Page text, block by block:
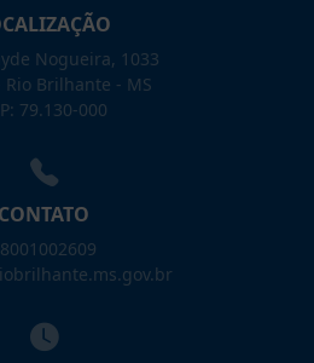
Nogueira, 1033
Rio Brilhante - MS
79.130-000
CONTATO